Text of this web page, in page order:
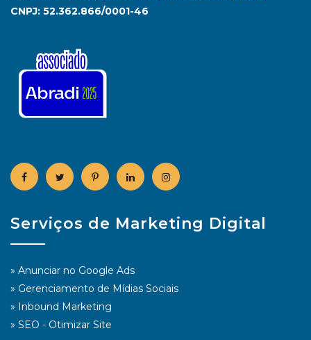
CNPJ: 52.362.866/0001-46
Serviços de Marketing Digital
» Anunciar no Google Ads
» Gerenciamento de Mídias Sociais
» Inbound Marketing
» SEO - Otimizar Site